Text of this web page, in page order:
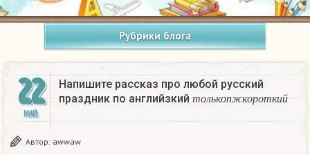
Рубрики блога
22
МАЙ
Напишите рассказ про любой русский
праздник по английзкийт ол ько п ж ко р о т ки й
толь копжко т
Автор: awwaw